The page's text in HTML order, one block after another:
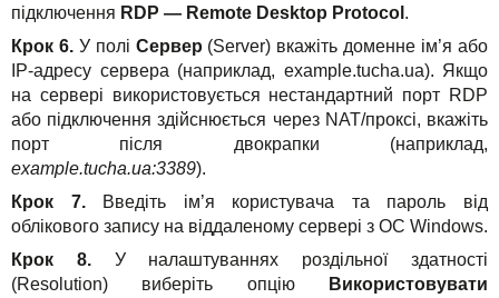
підключення RDP — Remote Desktop Protocol .
Крок 6.У полі Сервер (Server) вкажіть доменне ім’я або
IP-адресу сервера (наприклад, example.tucha.ua). Якщо
на сервері використовується нестандартний порт RDP
або підключення здійснюється через NAT/проксі, вкажіть
порт після двокрапки (наприклад,
example.tucha.ua:3389).
Крок 7.Введіть ім’я користувача та пароль від
облікового запису на віддаленому сервері з ОС Windows.
Крок 8.У налаштуваннях роздільної здатності
(Resolution) виберіть опцію
Використовувати